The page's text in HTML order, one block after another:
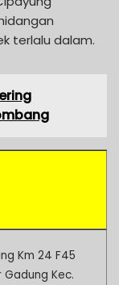
terlalu dalam.
Km 24 F45
Gadung Kec.